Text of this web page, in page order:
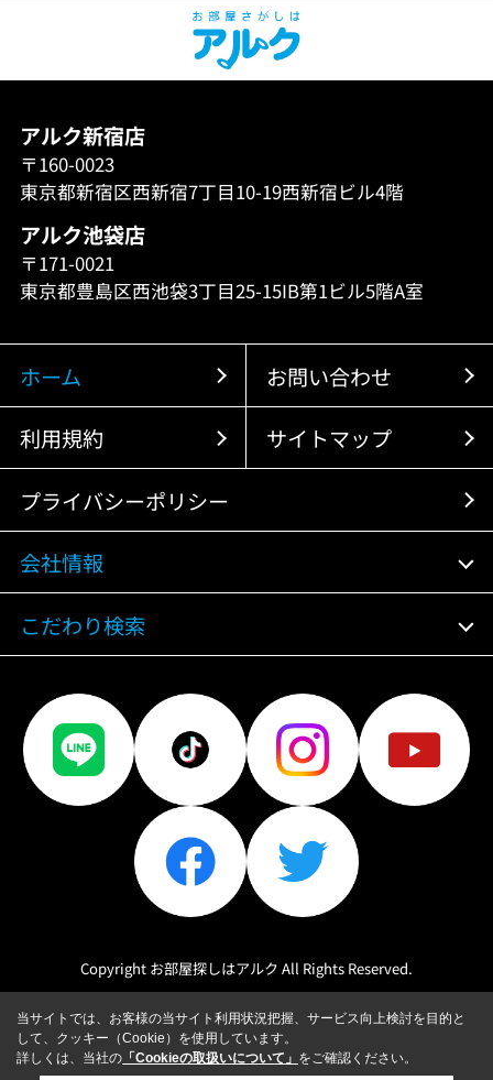
アルク新宿店
〒160-0023
東京都新宿区西新宿7丁目10-19西新宿ビル4階
アルク池袋店
〒171-0021
東京都豊島区西池袋3丁目25-15IB第1ビル5階A室
ホーム お問い合わせ
利用規約 サイトマップ
プライバシーポリシー
会社情報
こだわり検索
Copyright お部屋探しはアルク All Rights Reserved.
当サイトでは、お客様の当サイト利用状況把握、サービス向上検討を目的と
して、クッキー（Cookie）を使用しています。
詳しくは、当社の 「Cookieの取扱いについて」 をご確認ください。